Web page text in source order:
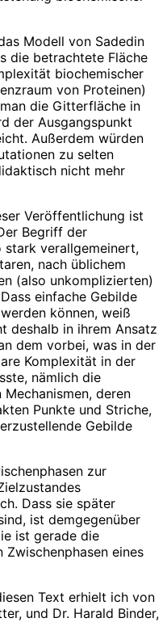
Modell von Sadedin
die betrachtete Fläche
biochemischer
von Proteinen)
die Gitterfläche in
der Ausgangspunkt
Außerdem würden
zu selten
nicht mehr
Veröffentlichung ist
Begriff der
stark verallgemeinert,
nach üblichem
(also unkomplizierten)
einfache Gebilde
können, weiß
deshalb in ihrem Ansatz
dem vorbei, was in der
Komplexität in der
nämlich die
deren
Punkte und Striche,
Gebilde
zur
Dass sie später
ist demgegenüber
ist gerade die
eines
Text erhielt ich von
und Dr. Harald Binder,